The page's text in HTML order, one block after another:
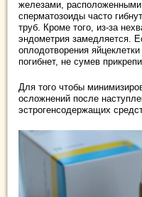
железами,
сперматозоиды часто
труб. Кроме того, из-за
эндометрия замедляется.
оплодотворения
погибнет, не сумев
Для того чтобы
осложнений после
эстрогенсодержащих